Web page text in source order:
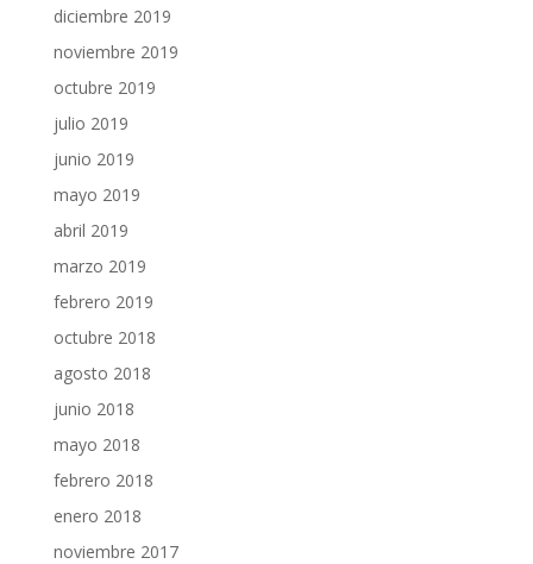
diciembre 2019
noviembre 2019
octubre 2019
julio 2019
junio 2019
mayo 2019
abril 2019
marzo 2019
febrero 2019
octubre 2018
agosto 2018
junio 2018
mayo 2018
febrero 2018
enero 2018
noviembre 2017